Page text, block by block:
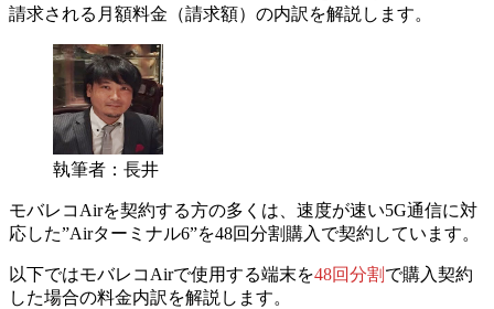
請求される月額料金（請求額）の内訳を解説します。
執筆者：長井
モバレコAirを契約する方の多くは、速度が速い5G通信に対
応した”Airターミナル6”を48回分割購入で契約しています。
以下ではモバレコAirで使用する端末を48回分割 で購入契約
した場合の料金内訳を解説します。